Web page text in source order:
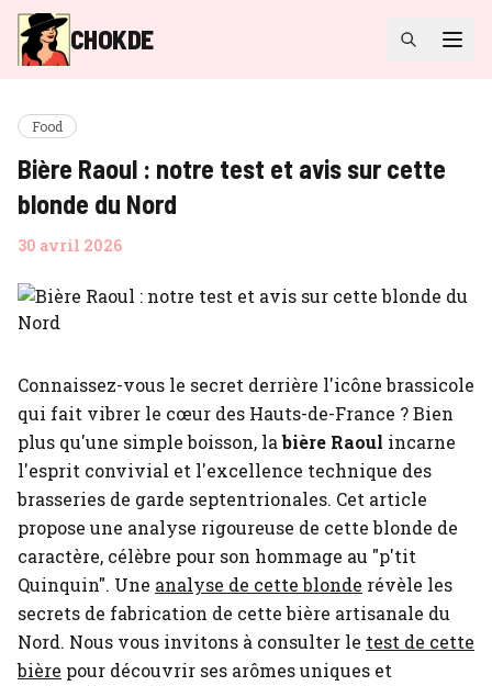
CHOKDE
Food
Bière Raoul : notre test et avis sur cette
blonde du Nord
30 avril 2026
Connaissez-vous le secret derrière l'icône brassicole
qui fait vibrer le cœur des Hauts-de-France ? Bien
plus qu'une simple boisson, labière Raoul incarne
l'esprit convivial et l'excellence technique des
brasseries de garde septentrionales. Cet article
propose une analyse rigoureuse de cette blonde de
caractère, célèbre pour son hommage au "p'tit
Quinquin". Une analyse de cette blonde révèle les
secrets de fabrication de cette bière artisanale du
Nord. Nous vous invitons à consulter le test de cette
bière pour découvrir ses arômes uniques et